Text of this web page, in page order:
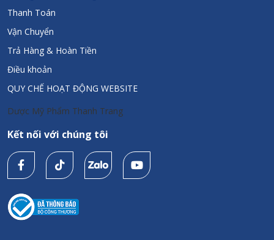
Thanh Toán
Vận Chuyển
Trả Hàng & Hoàn Tiền
Điều khoản
QUY CHẾ HOẠT ĐỘNG WEBSITE
Dược Mỹ Phẩm Thanh Trang
Kết nối với chúng tôi